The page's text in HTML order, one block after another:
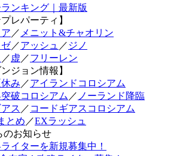
ンキング｜最新版
レパーティ】
／ メニット&チャオリン
ゼ／アッシュ ／ ジノ
／ 虚 ／フリーレン
ジョン情報】
み ／アイランドコロシアム
破コロシアム ／ ノーランド降臨
ス ／ コードギアスコロシアム
とめ ／EXラッシュ
のお知らせ
イターを新規募集中！